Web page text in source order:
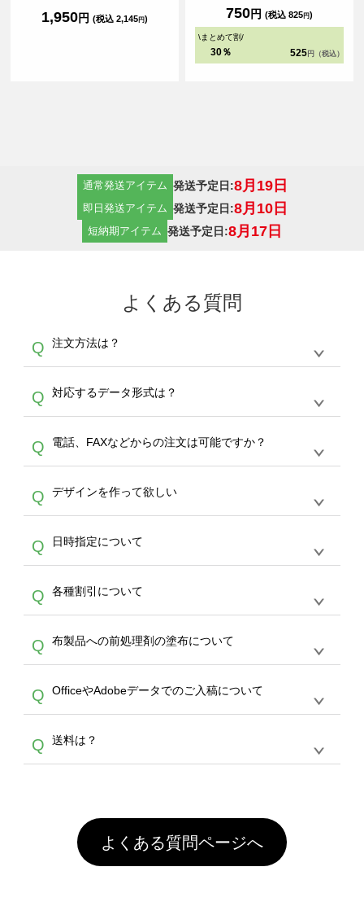
1,950円 (税込 2,145円) 750円 (税込 825円)
\まとめて割/
30％ 525 円（税込）
通常発送アイテム 発送予定日:8月19日
即日発送アイテム 発送予定日:8月10日
短納期アイテム 発送予定日:8月17日
よくある質問
Q 注文方法は？
A
生産にて承っております。デザインツールから
デザインの作成から決済まで完了できます。
30枚以上やシルク印刷など、大口注文の場合
は、サポートが担当するエコバッグコンシェル
やタンブラーコンシェルをご利用ください。製
作する数量が多ければ多いほど、オンデマンド
サービスよりも低価格で製作することが可能で
す。
Q 対応するデータ形式は？
A
ドできるデータ形式は、JPG / PNG / AI / PSD /
PDF 形式になります。データの最大サイズ
写真などもアップロード可能です。使用できな
い画像はエラーになります。（※ Illustratorか
らの直接入稿には対応していません。AIで保存
し、デザインツールからアップロードして下さ
い）
Q 電話、FAXなどからの注文は可能ですか？
A
文のみ受け付けております。30個以上のご製
作をお考えの方は、サポートが担当するエコバ
スをご利用頂ければ、電話やFAX、メールなど
でご注文が可能です。
Q デザインを作って欲しい
A
を作って欲しい。などの場合は、製作数量が
30個以上であれば、サポート担当が、デザイ
バッグコンシェル
サー
ビスをご利用ください。(※ 30個以下の場合
は、デザインツールをご利用ください)
Q 日時指定について
A
ん。発送後18時以降に配送業者・伝票番号を
メールでお知らせいたしますので、直接配送業
者にご連絡いただき調整をお願い致します。
Q 各種割引について
A
カート内で自動的に割引(最大50%)が適用され
ます。 【付与ポイント】購入金額の1％が1ポ
イントとして付与され、次回ご注文時に1ポイ
ント＝1円としてお使いいただけます。ポイン
トは発送完了の翌日に付与され、次回ご注文時
からご利用頂けます。ポイントの有効期限は一
年間です。【会員ランク】過去10カ月のご注
文回数により会員ランク割引(最大5%)が適用
頂いても、ログインがされていなければ、ラン
クにカウントがされません。
Q 布製品への前処理剤の塗布について
A
意点（前処理剤）】カラー生地（Tシャツのホ
ワイト、トートバッグのナチュラル、ホワイト
といって、プリントを定着させるための処理剤
を塗布しており、短納期・低価格で商品をお届
害な性質で、水洗いで落とすことが可能です。
お手数ですが、お客様ご自身にて着用前に落と
していただけますようお願いいたします。※1
通常注文・直送機能でのご注文に関わらず、前
Q OfficeやAdobeデータでのご入稿について
A
ません。いずれのデータも該当デザインのみ画
像(JPEG,PNG,GIF,PDF)に変換、またはAdobe
Q 送料は？
引」などによるお値引きで4,000円未満になる
場合は送料がかかりますので、ご注意くださ
い。
よくある質問ページへ